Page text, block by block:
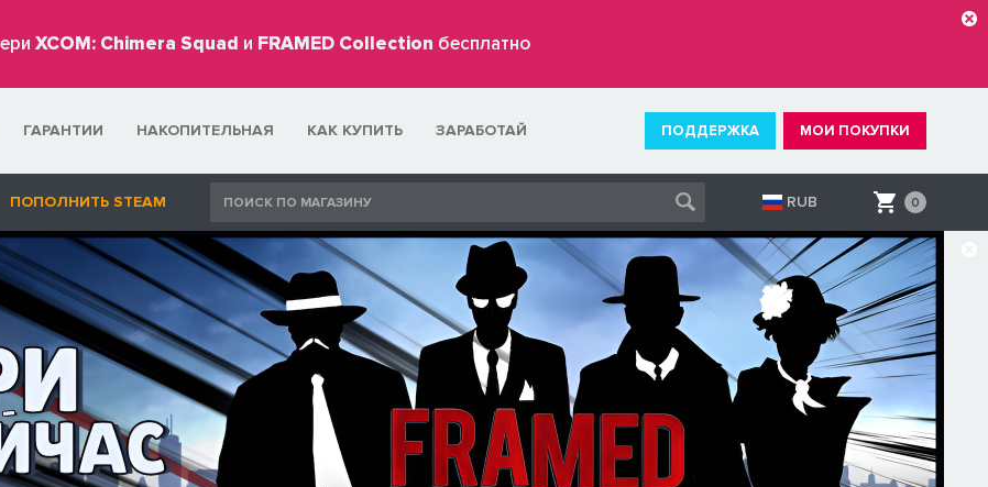
XCOM: Chimera Squad и FRAMED Collection бесплатно
ГАРАНТИИ НАКОПИТЕЛЬНАЯ КАК КУПИТЬ ЗАРАБОТАЙ ПОДДЕРЖКА МОИ ПОКУПКИ
ПОПОЛНИТЬ STEAM RUB 0